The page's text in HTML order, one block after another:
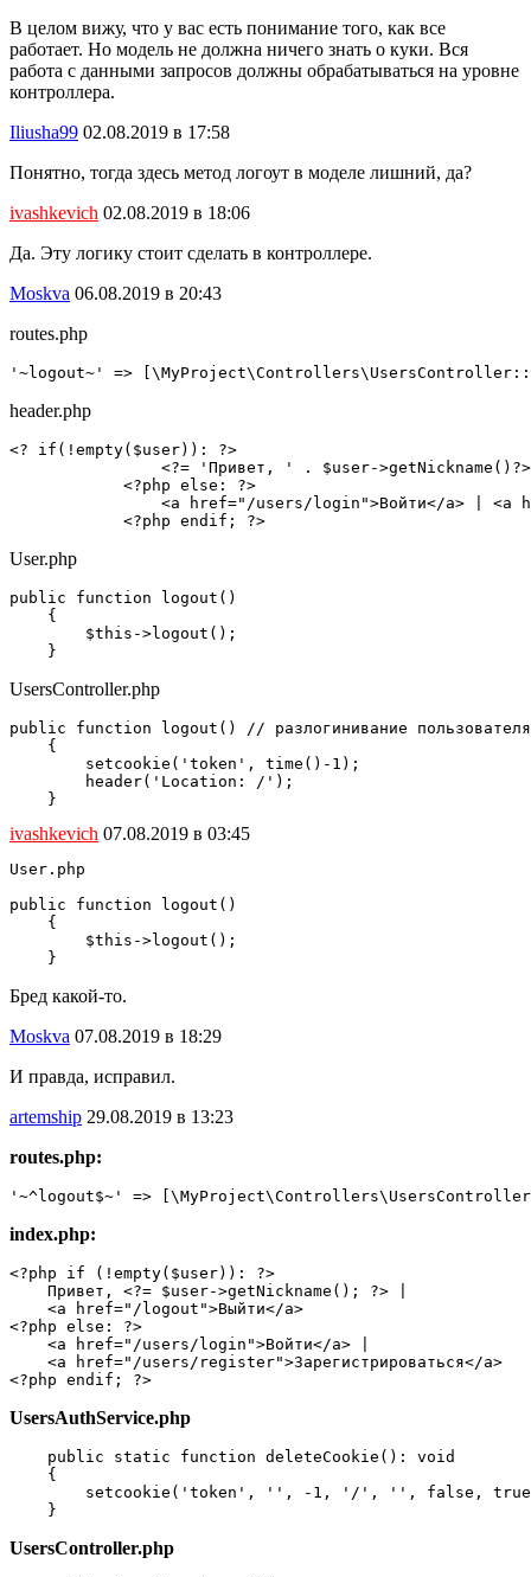
В целом вижу, что у вас есть понимание того, как все
работает. Но модель не должна ничего знать о куки. Вся
работа с данными запросов должны обрабатываться на уровне
контроллера.
Iliusha99 02.08.2019 в 17:58
Понятно, тогда здесь метод логоут в моделе лишний, да?
ivashkevich 02.08.2019 в 18:06
Да. Эту логику стоит сделать в контроллере.
Moskva 06.08.2019 в 20:43
routes.php
'~logout~' =>
header.php
<? if(!empty($user)): ?>
<?= 'Привет, ' . $user-
            <?php else: ?>
<a href="/users/login">Войти</a> | <a
            <?php endif; ?>
User.php
public function logout()
    {
        $this->logout();
    }
UsersController.php
public function logout() // разлогинивание пользователя
    {
        setcookie('token', time()-1);
        header('Location: /');
    }
ivashkevich 07.08.2019 в 03:45
User.php
public function logout()
    {
        $this->logout();
    }
Бред какой-то.
Moskva 07.08.2019 в 18:29
И правда, исправил.
artemship 29.08.2019 в 13:23
routes.php:
'~^logout$~' =>
index.php:
<?php if (!empty($user)): ?>
    Привет, <?= $user->getNickname(); ?> |
    <a href="/logout">Выйти</a>
<?php else: ?>
    <a href="/users/login">Войти</a> |
    <a href="/users/register">Зарегистрироваться</a>
<?php endif; ?>
UsersAuthService.php
    public static function deleteCookie(): void
    {
setcookie('token', '', -1, '/', '', false,
    }
UsersController.php